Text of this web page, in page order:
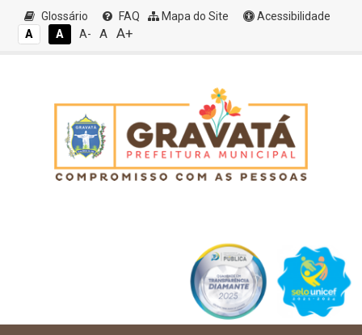
Glossário FAQ Mapa do Site
Acessibilidade
A
A A- A A+